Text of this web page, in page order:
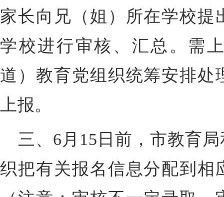
家长向兄（姐）所在学校提
学校进行审核、汇总。需
道）教育党组织统筹安排处
上报。
三、6月15日前，市教育
织把有关报名信息分配到相